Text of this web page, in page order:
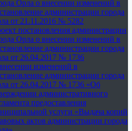
Орла о внесении изменений в
администрации города
от 21.11.2016 № 5282
постановления администрации
Орла о внесении изменений в
администрации города
от 26.04.2017 № 1736
изменений в
администрации города
от 26.04.2017 № 1736 «Об
административного
предоставления
услуги «Выдача копий
актов администрации города